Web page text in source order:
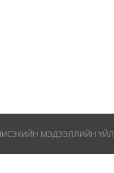
МЭДЭЭЛЛИЙН